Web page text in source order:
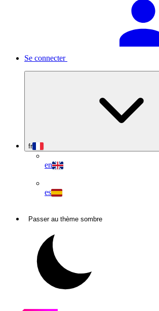
Se connecter
fr
en
es
Passer au thème sombre